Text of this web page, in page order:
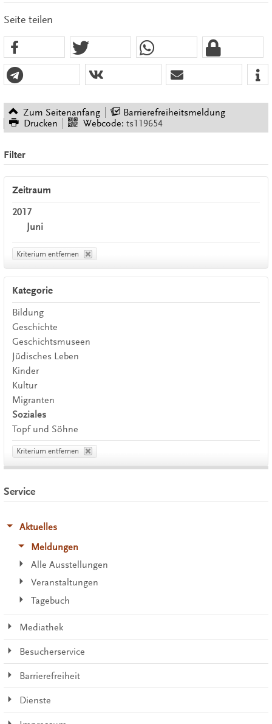
Seite teilen
Zum Seitenanfang
Barrierefreiheitsmeldung
Drucken
Webcode: ts119654
Filter
Zeitraum
2017
Juni
Kriterium entfernen
Kategorie
Bildung
Geschichte
Geschichtsmuseen
Jüdisches Leben
Kinder
Kultur
Migranten
Soziales
Topf und Söhne
Kriterium entfernen
Service
Aktuelles
Meldungen
Alle Ausstellungen
Veranstaltungen
Tagebuch
Mediathek
Besucherservice
Barrierefreiheit
Dienste